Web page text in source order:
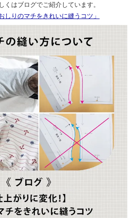
くはブログでご紹介しています。
しりのマチをきれいに縫うコツ」